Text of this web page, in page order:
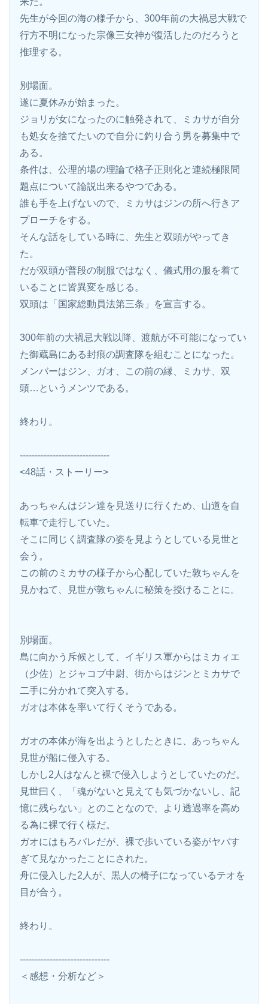
先生が今回の海の様子から、300年前の大禍忌大戦で
行方不明になった宗像三女神が復活したのだろうと
推理する。
別場面。
遂に夏休みが始まった。
ジョリが女になったのに触発されて、ミカサが自分
も処女を捨てたいので自分に釣り合う男を募集中で
ある。
条件は、公理的場の理論で格子正則化と連続極限問
題点について論説出来るやつである。
誰も手を上げないので、ミカサはジンの所へ行きア
プローチをする。
そんな話をしている時に、先生と双頭がやってき
た。
だが双頭が普段の制服ではなく、儀式用の服を着て
いることに皆異変を感じる。
双頭は「国家総動員法第三条」を宣言する。
300年前の大禍忌大戦以降、渡航が不可能になってい
た御蔵島にある封痕の調査隊を組むことになった。
メンバーはジン、ガオ、この前の縁、ミカサ、双
頭…というメンツである。
終わり。
------------------------------
<48話・ストーリー>
あっちゃんはジン達を見送りに行くため、山道を自
転車で走行していた。
そこに同じく調査隊の姿を見ようとしている見世と
会う。
この前のミカサの様子から心配していた敦ちゃんを
見かねて、見世が敦ちゃんに秘策を授けることに。
別場面。
島に向かう斥候として、イギリス軍からはミカィエ
（少佐）とジャコブ中尉、街からはジンとミカサで
二手に分かれて突入する。
ガオは本体を率いて行くそうである。
ガオの本体が海を出ようとしたときに、あっちゃん
見世が船に侵入する。
しかし2人はなんと裸で侵入しようとしていたのだ。
見世曰く、「魂がないと見えても気づかないし、記
憶に残らない」とのことなので、より透過率を高め
る為に裸で行く様だ。
ガオにはもろバレだが、裸で歩いている姿がヤバす
ぎて見なかったことにされた。
舟に侵入した2人が、黒人の椅子になっているテオを
目が合う。
終わり。
------------------------------
＜感想・分析など＞